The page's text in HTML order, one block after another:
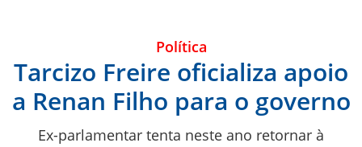
Política
Tarcizo Freire oficializa apoio
a Renan Filho para o governo
Ex-parlamentar tenta neste ano retornar à